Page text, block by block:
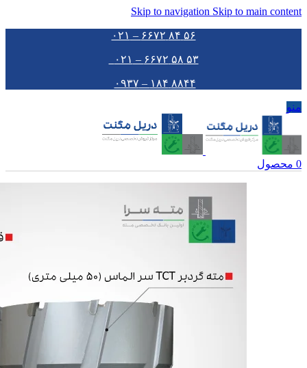
Skip to navigation Skip to main content
۵۶ ۸۴ ۶۶۷۲ – ۰۲۱
۵۳ ۵۸ ۶۶۷۲ – ۰۲۱
۸۸۴۴ ۱۸۴ – ۰۹۳۷
منو
0 محصول